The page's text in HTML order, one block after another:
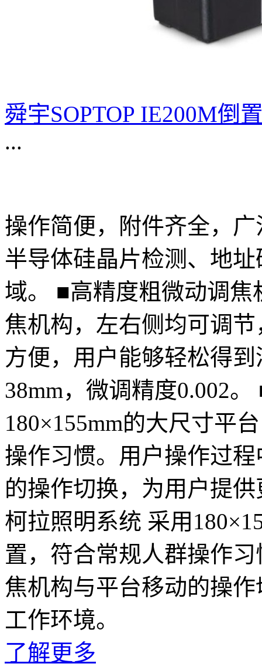
舜宇SOPTOP IE200M倒
...
操作简便，附件齐全，
半导体硅晶片检测、地
域。 ■高精度粗微动调
焦机构，左右侧均可调
方便，用户能够轻松得
38mm，微调精度0.002
180×155mm的大尺寸平
操作习惯。用户操作过
的操作切换，为用户提
柯拉照明系统 采用
置，符合常规人群操作
焦机构与平台移动的操
工作环境。
了解更多